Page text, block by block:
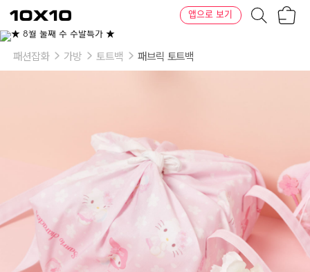
텐
바
텐
앱으로 보기
패션잡화 가방 토트백 패브릭 토트백